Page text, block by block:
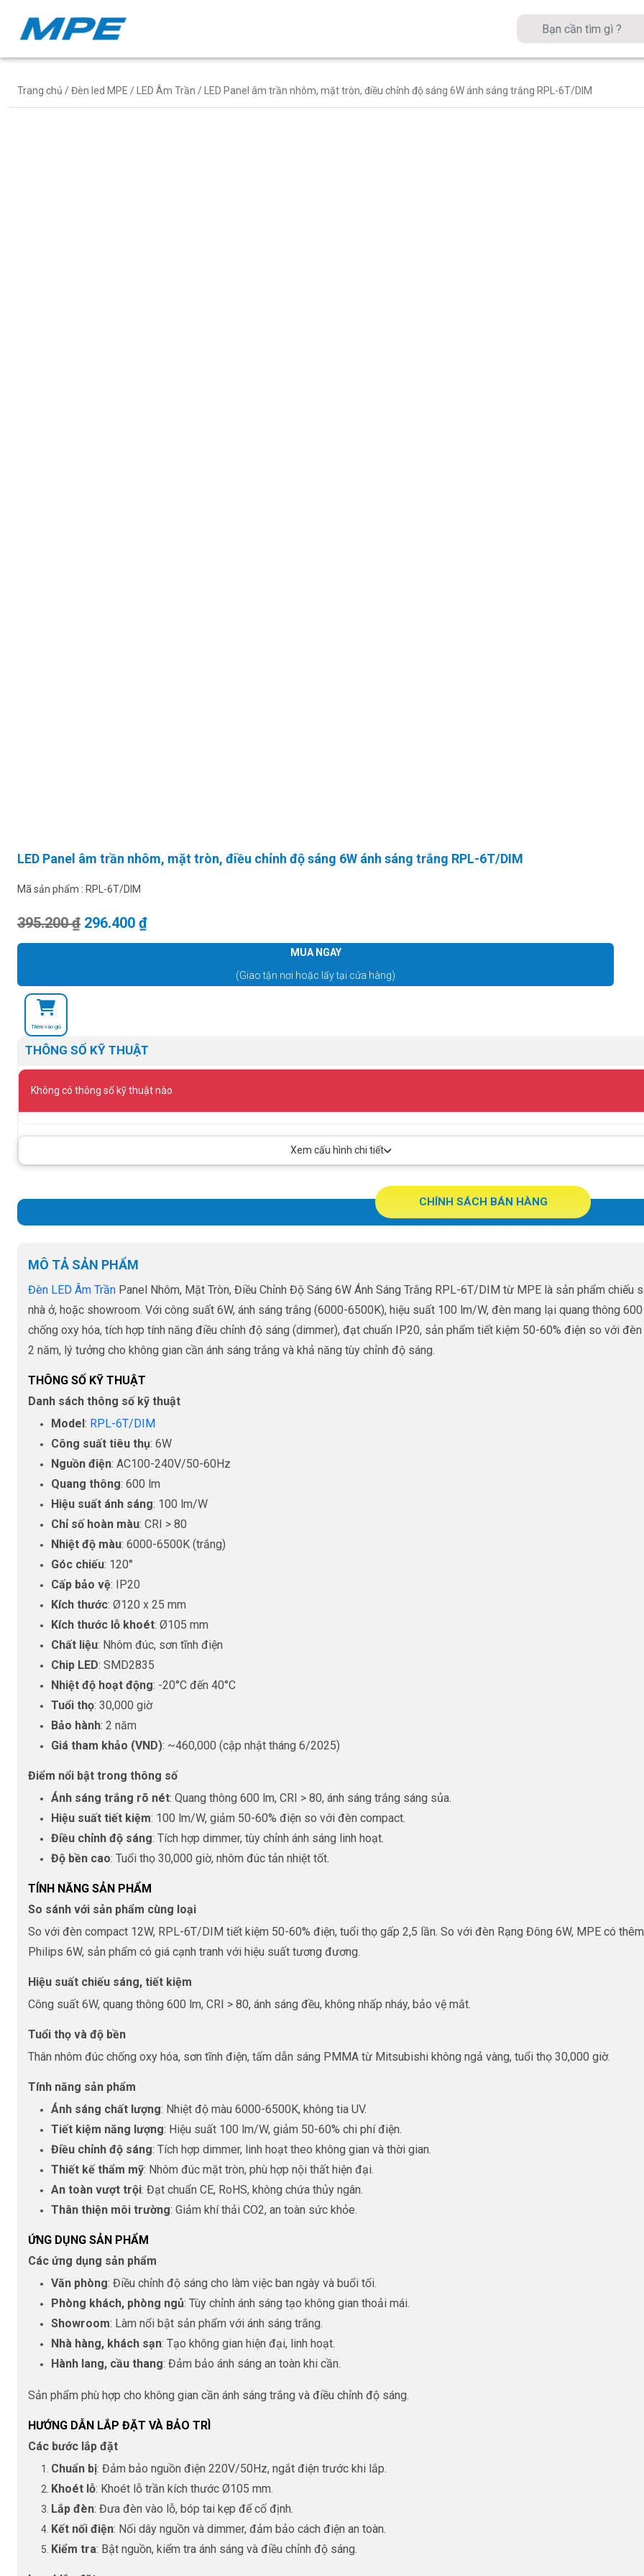
Trang chủ /Đèn led MPE / LED Âm Trần / LED Panel âm trần nhôm, mặt tròn, điều chỉnh độ sáng 6W ánh sáng trắng RPL-6T/DIM
LED Panel âm trần nhôm, mặt tròn, điều chỉnh độ sáng 6W ánh sáng trắng RPL-6T/DIM
Mã sản phẩm : RPL-6T/DIM
395.200₫ Giá gốc là: 395.200 ₫.
296.400 ₫Giá hiện tại là: 296.400 ₫.
MUA NGAY
(Giao tận nơi hoặc lấy tại cửa hàng)
Thêm vào giỏ
THÔNG SỐ KỸ THUẬT
Không có thông số kỹ thuật nào
Xem cấu hình chi tiết
CHÍNH SÁCH BÁN HÀNG
MÔ TẢ SẢN PHẨM
Đèn LED Âm Trần Panel Nhôm, Mặt Tròn, Điều Chỉnh Độ Sáng 6W Ánh Sáng Trắng RPL-6T/DIM từ MPE là sản phẩm chiếu
nhà ở, hoặc showroom. Với công suất 6W, ánh sáng trắng (6000-6500K), hiệu suất 100 lm/W, đèn mang lại quang thông
chống oxy hóa, tích hợp tính năng điều chỉnh độ sáng (dimmer), đạt chuẩn IP20, sản phẩm tiết kiệm 50-60% điện so với
2 năm, lý tưởng cho không gian cần ánh sáng trắng và khả năng tùy chỉnh độ sáng.
THÔNG SỐ KỸ THUẬT
Danh sách thông số kỹ thuật
Model: RPL-6T/DIM
Công suất tiêu thụ: 6W
Nguồn điện: AC100-240V/50-60Hz
Quang thông: 600 lm
Hiệu suất ánh sáng: 100 lm/W
Chỉ số hoàn màu: CRI > 80
Nhiệt độ màu: 6000-6500K (trắng)
Góc chiếu: 120°
Cấp bảo vệ: IP20
Kích thước: Ø120 x 25 mm
Kích thước lỗ khoét: Ø105 mm
Chất liệu: Nhôm đúc, sơn tĩnh điện
Chip LED: SMD2835
Nhiệt độ hoạt động: -20°C đến 40°C
Tuổi thọ: 30,000 giờ
Bảo hành: 2 năm
Giá tham khảo (VND): ~460,000 (cập nhật tháng 6/2025)
Điểm nổi bật trong thông số
Ánh sáng trắng rõ nét: Quang thông 600 lm, CRI > 80, ánh sáng trắng sáng sủa.
Hiệu suất tiết kiệm: 100 lm/W, giảm 50-60% điện so với đèn compact.
Điều chỉnh độ sáng: Tích hợp dimmer, tùy chỉnh ánh sáng linh hoạt.
Độ bền cao: Tuổi thọ 30,000 giờ, nhôm đúc tản nhiệt tốt.
TÍNH NĂNG SẢN PHẨM
So sánh với sản phẩm cùng loại
So với đèn compact 12W, RPL-6T/DIM tiết kiệm 50-60% điện, tuổi thọ gấp 2,5 lần. So với đèn Rạng Đông 6W, MPE có
Philips 6W, sản phẩm có giá cạnh tranh với hiệu suất tương đương.
Hiệu suất chiếu sáng, tiết kiệm
Công suất 6W, quang thông 600 lm, CRI > 80, ánh sáng đều, không nhấp nháy, bảo vệ mắt.
Tuổi thọ và độ bền
Thân nhôm đúc chống oxy hóa, sơn tĩnh điện, tấm dẫn sáng PMMA từ Mitsubishi không ngả vàng, tuổi thọ 30,000 giờ.
Tính năng sản phẩm
Ánh sáng chất lượng: Nhiệt độ màu 6000-6500K, không tia UV.
Tiết kiệm năng lượng: Hiệu suất 100 lm/W, giảm 50-60% chi phí điện.
Điều chỉnh độ sáng: Tích hợp dimmer, linh hoạt theo không gian và thời gian.
Thiết kế thẩm mỹ: Nhôm đúc mặt tròn, phù hợp nội thất hiện đại.
An toàn vượt trội: Đạt chuẩn CE, RoHS, không chứa thủy ngân.
Thân thiện môi trường: Giảm khí thải CO2, an toàn sức khỏe.
ỨNG DỤNG SẢN PHẨM
Các ứng dụng sản phẩm
Văn phòng: Điều chỉnh độ sáng cho làm việc ban ngày và buổi tối.
Phòng khách, phòng ngủ: Tùy chỉnh ánh sáng tạo không gian thoải mái.
Showroom: Làm nổi bật sản phẩm với ánh sáng trắng.
Nhà hàng, khách sạn: Tạo không gian hiện đại, linh hoạt.
Hành lang, cầu thang: Đảm bảo ánh sáng an toàn khi cần.
Sản phẩm phù hợp cho không gian cần ánh sáng trắng và điều chỉnh độ sáng.
HƯỚNG DẪN LẮP ĐẶT VÀ BẢO TRÌ
Các bước lắp đặt
Chuẩn bị: Đảm bảo nguồn điện 220V/50Hz, ngắt điện trước khi lắp.
Khoét lỗ: Khoét lỗ trần kích thước Ø105 mm.
Lắp đèn: Đưa đèn vào lỗ, bóp tai kẹp để cố định.
Kết nối điện: Nối dây nguồn và dimmer, đảm bảo cách điện an toàn.
Kiểm tra: Bật nguồn, kiểm tra ánh sáng và điều chỉnh độ sáng.